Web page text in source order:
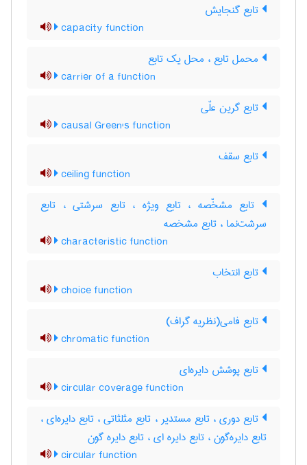
تابع گنجایش
capacity function
محمل تابع ، محل یک تابع
carrier of a function
تابع گرین علّی
causal Green's function
تابع سقف
ceiling function
تابع مشخّصه ، تابع ویژه ، تابع سرشتی ، تابع
سرشت‌نما ، تابع مشخصه
characteristic function
تابع انتخاب
choice function
تابع فامی(نظریه گراف)
chromatic function
تابع پوشش دایره‌ای
circular coverage function
تابع دوری ، تابع مستدیر ، تابع مثلثاتی ، تابع دایره‌ای ،
تابع دایره‌گون ، تابع دایره ای ، تابع دایره گون
circular function